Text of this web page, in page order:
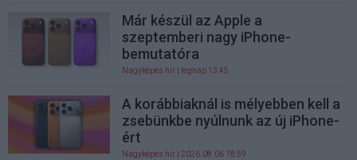
Már készül az Apple a
szeptemberi nagy iPhone-
bemutatóra
Nagyképes hír | tegnap 13:45
A korábbiaknál is mélyebben kell a
zsebünkbe nyúlnunk az új iPhone-
ért
Nagyképes hír | 2026.08.06 18:59